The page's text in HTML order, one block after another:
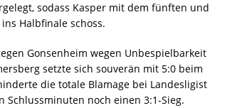
sodass Kasper mit dem fünften und
Halbfinale schoss.
Gonsenheim wegen Unbespielbarkeit
setzte sich souverän mit 5:0 beim
die totale Blamage bei Landesligist
Schlussminuten noch einen 3:1-Sieg.